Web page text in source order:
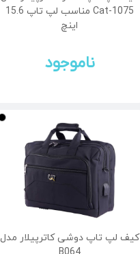
Cat-1075 مناسب لپ تاپ 15.6
اینچ
ناموجود
کیف لپ تاپ دوشی کاترپیلار مدل